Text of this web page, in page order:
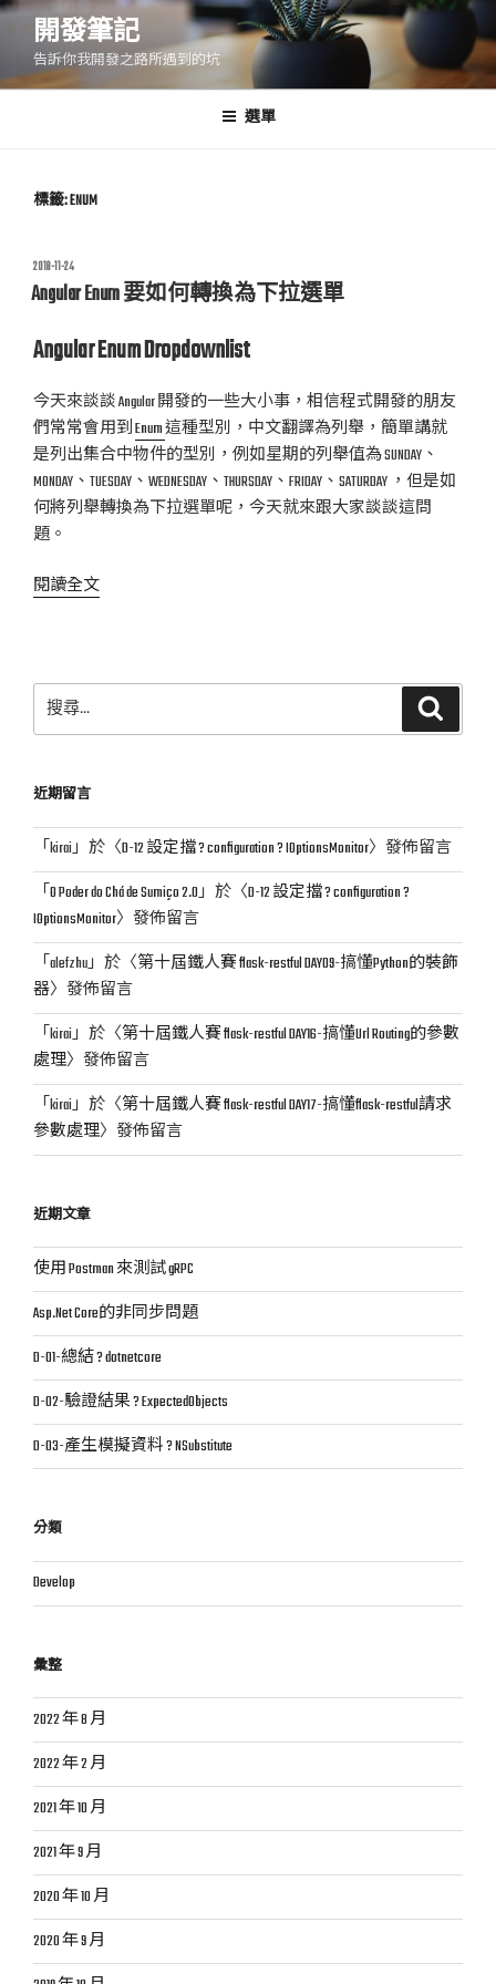
跳
要
開發筆記
告訴你我開發之路所遇到的坑
選單
標籤:ENUM
發
佈
於
2018-11-24
Angular Enum 要如何轉換為下拉選單
Angular Enum Dropdownlist
今天來談談 Angular 開發的一些大小事，相信程式開發的朋友
們常常會用到Enum這種型別，中文翻譯為列舉，簡單講就
是列出集合中物件的型別，例如星期的列舉值為 SUNDAY、
MONDAY、TUESDAY、WEDNESDAY、THURSDAY、FRIDAY、SATURDAY ，但是如
何將列舉轉換為下拉選單呢，今天就來跟大家談談這問
題。
閱讀全文〈Angular
何
拉
選
單〉
尋
字:
近期留言
「kirai」於〈D-12 設定擋 ? configuration ? IOptionsMonitor〉發佈留言
「O Poder do Chá de Sumiço 2.0」於〈D-12 設定擋 ? configuration ?
IOptionsMonitor〉發佈留言
「alefzhu」於〈第十屆鐵人賽 flask-restful DAY09-搞懂Python的裝飾
器〉發佈留言
「kirai」於〈第十屆鐵人賽 flask-restful DAY16-搞懂Url Routing的參數
處理〉發佈留言
「kirai」於〈第十屆鐵人賽 flask-restful DAY17-搞懂flask-restful請求
參數處理〉發佈留言
近期文章
使用 Postman 來測試 gRPC
Asp.Net Core的非同步問題
D-01-總結 ? dotnetcore
D-02-驗證結果 ? ExpectedObjects
D-03-產生模擬資料 ? NSubstitute
分類
Develop
彙整
2022 年 8 月
2022 年 2 月
2021 年 10 月
2021 年 9 月
2020 年 10 月
2020 年 9 月